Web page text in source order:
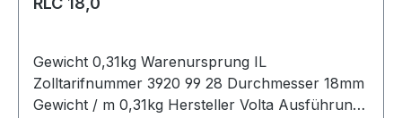
Gewicht 0,31kg Warenursprung IL
Zolltarifnummer 3920 99 28 Durchmesser 18mm
Gewicht / m 0,31kg Hersteller Volta Ausführung